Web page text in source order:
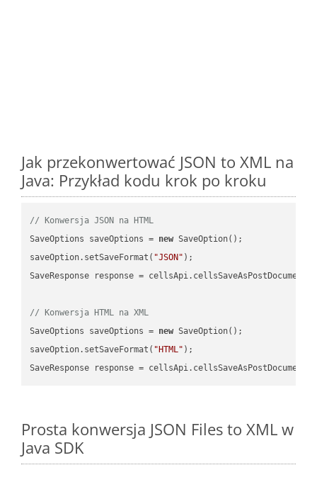
Jak przekonwertować JSON to XML na
Java: Przykład kodu krok po kroku
// Konwersja JSON na HTML
SaveOptions saveOptions = new SaveOption();
saveOption.setSaveFormat( "JSON" );
SaveResponse response =
// Konwersja HTML na XML
SaveOptions saveOptions = new SaveOption();
saveOption.setSaveFormat( "HTML" );
SaveResponse response =
Prosta konwersja JSON Files to XML w
Java SDK